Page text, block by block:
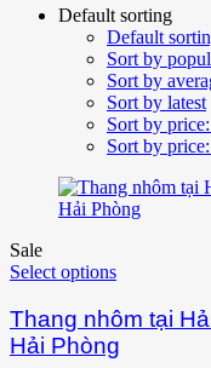
Default sorting
Default
Sort by
Sort by
Sort by latest
Sort by
Sort by
Sale
Select options
Thang nhôm tại
Hải Phòng